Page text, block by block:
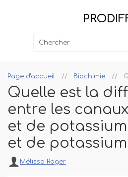
Page d'accueil Biochimie
Quelle est la
entre les
et de
et de potassium
Mélissa Roger